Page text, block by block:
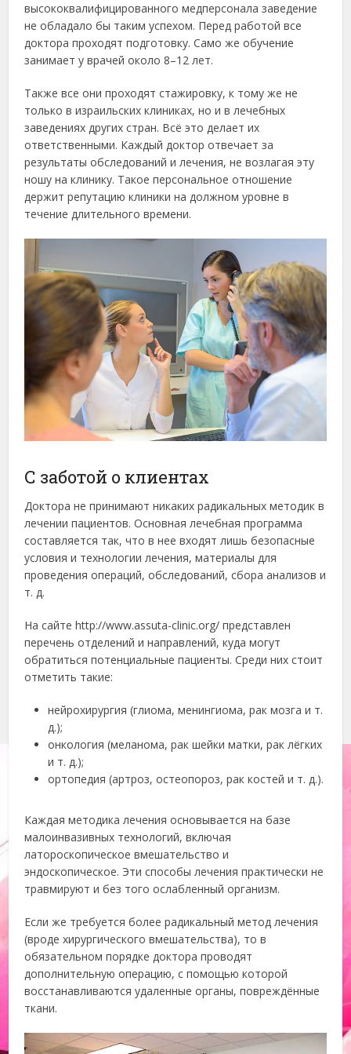
высококвалифицированного медперсонала заведение
не обладало бы таким успехом. Перед работой все
доктора проходят подготовку. Само же обучение
занимает у врачей около 8–12 лет.
Также все они проходят стажировку, к тому же не
только в израильских клиниках, но и в лечебных
заведениях других стран. Всё это делает их
ответственными. Каждый доктор отвечает за
результаты обследований и лечения, не возлагая эту
ношу на клинику. Такое персональное отношение
держит репутацию клиники на должном уровне в
течение длительного времени.
С заботой о клиентах
Доктора не принимают никаких радикальных методик в
лечении пациентов. Основная лечебная программа
составляется так, что в нее входят лишь безопасные
условия и технологии лечения, материалы для
проведения операций, обследований, сбора анализов и
т. д.
На сайте http://www.assuta-clinic.org/ представлен
перечень отделений и направлений, куда могут
обратиться потенциальные пациенты. Среди них стоит
отметить такие:
нейрохирургия (глиома, менингиома, рак мозга и т.
д.);
онкология (меланома, рак шейки матки, рак лёгких
и т. д.);
ортопедия (артроз, остеопороз, рак костей и т. д.).
Каждая методика лечения основывается на базе
малоинвазивных технологий, включая
латороскопическое вмешательство и
эндоскопическое. Эти способы лечения практически не
травмируют и без того ослабленный организм.
Если же требуется более радикальный метод лечения
(вроде хирургического вмешательства), то в
обязательном порядке доктора проводят
дополнительную операцию, с помощью которой
восстанавливаются удаленные органы, повреждённые
ткани.